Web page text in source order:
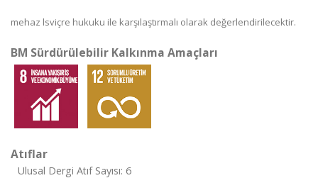
mehaz lsviçre hukuku ile karşılaştırmalı olarak değerlendirilecektir.
BM Sürdürülebilir Kalkınma Amaçları
Atıflar
Ulusal Dergi Atıf Sayısı: 6